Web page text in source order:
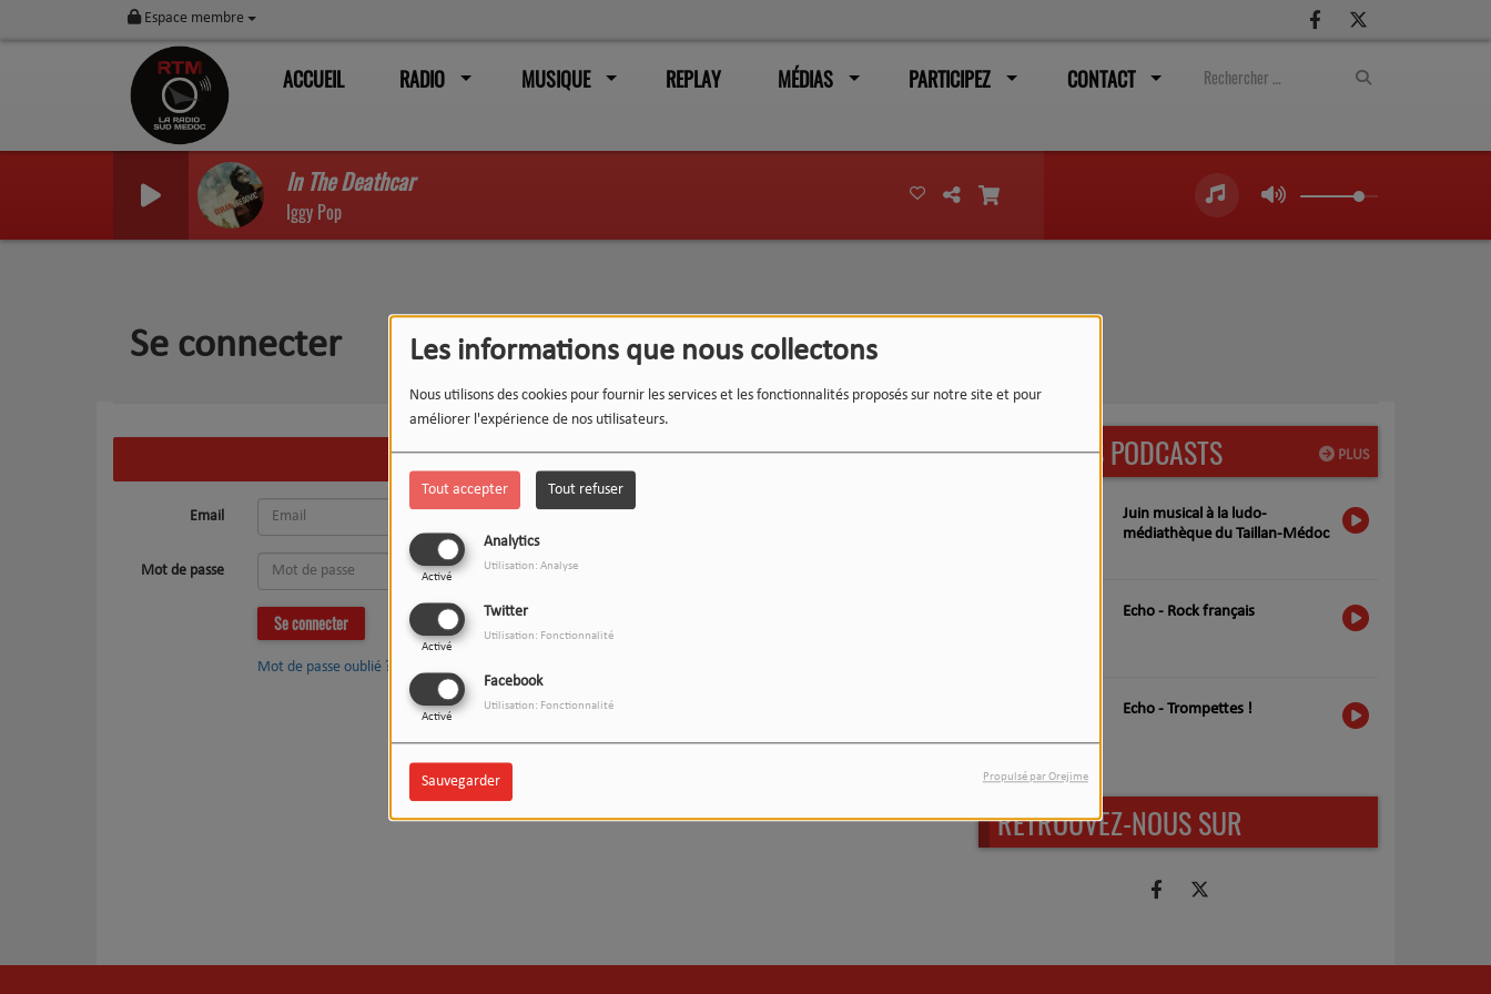
Les informations que nous collectons
Nous utilisons des cookies pour fournir les services et les fonctionnalités proposés sur notre site et pour
améliorer l'expérience de nos utilisateurs.
Tout accepter Tout refuser
Analytics
Activé
Utilisation: Analyse
Twitter
Activé
Utilisation: Fonctionnalité
Facebook
Activé
Utilisation: Fonctionnalité
Sauvegarder Propulsé par Orejime
Espace membre
ACCUEIL RADIO MUSIQUE REPLAY MÉDIAS PARTICIPEZ CONTACT
In The Deathcar
Iggy Pop
Se connecter
CRÉER UN COMPTE
Email
Mot de passe
Se connecter
Mot de passe oublié ?
PLUS
DERNIERS PODCASTS
Juin musical à la ludo-
médiathèque du Taillan-Médoc
Echo - Rock français
Echo - Trompettes !
RETROUVEZ-NOUS SUR